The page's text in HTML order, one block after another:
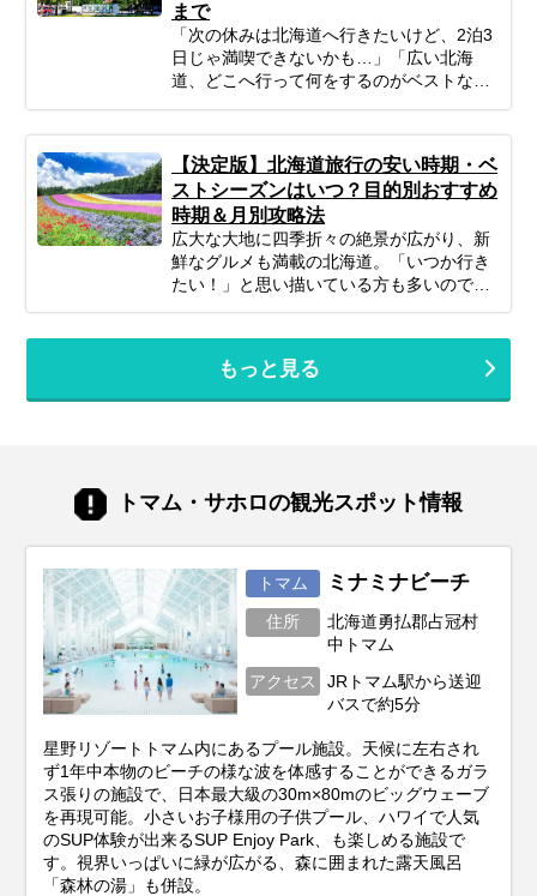
めの、計画の立て方の基本から、子供が絶
対喜ぶおすすめスポット＆アクティビテ
ィ、ホテル選びの秘訣、そしてあると便利
な持ち物や注意点まで、パパママ目線で徹
まで
「次の休みは北海道へ行きたいけど、2泊3
日じゃ満喫できないかも…」「広い北海
道、どこへ行って何をするのがベストな
な自然、美味しいグルメ、心癒される景色
をたっぷり楽しむことは可能です！この記
事では、忙しいあなたのために、2泊3日の
北海道旅行を最大限に楽しむための計画の
立て方から、エリア別の魅力、旅を充実さ
せるための秘訣まで、ぎゅっと凝縮してお
届けします。あなただけの特別な北海道旅
行を実現するためのヒントを見つけて、最
【決定版】北海道旅行の安い時期・ベ
ストシーズンはいつ？目的別おすすめ
時期＆月別攻略法
広大な大地に四季折々の絶景が広がり、新
鮮なグルメも満載の北海道。「いつか行き
たい！」と思い描いている方も多いのでは
シーズンはいつ？」と迷ってしまいますよ
ね。北海道は訪れる季節によって、気候は
い！」という想いを叶えるためには、ベス
トシーズン選びがとても重要。この記事で
るコツまで、北海道旅行を120%楽しむた
めの情報をお届けします！
もっと見る
トマム・サホロの観光スポット情報
トマム ミナミナビーチ
住所
北海道勇払郡占冠村
中トマム
アクセス
JRトマム駅から送迎
バスで約5分
星野リゾートトマム内にあるプール施設。天候に左右され
ず1年中本物のビーチの様な波を体感することができるガラ
ス張りの施設で、日本最大級の30m×80mのビッグウェーブ
を再現可能。小さいお子様用の子供プール、ハワイで人気
のSUP体験が出来るSUP Enjoy Park、も楽しめる施設で
す。視界いっぱいに緑が広がる、森に囲まれた露天風呂
「森林の湯」も併設。